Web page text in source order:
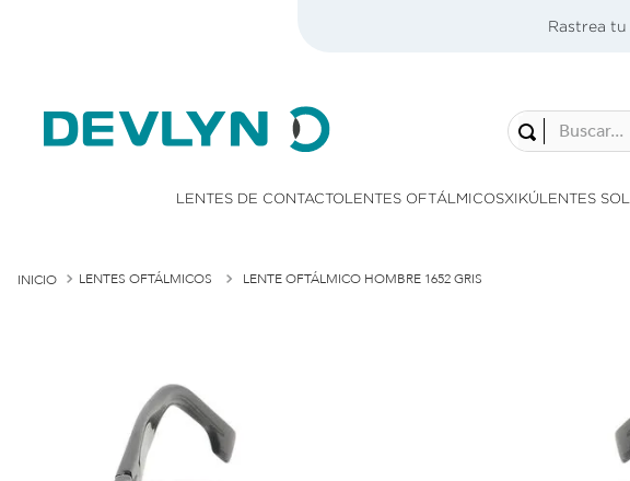
Rastrea
Buscar...
LENTES DE CONTACTOLENTES OFTÁLMICOSXIKÚLENTES
LENTES OFTÁLMICOS LENTE OFTÁLMICO HOMBRE 1652 GRIS